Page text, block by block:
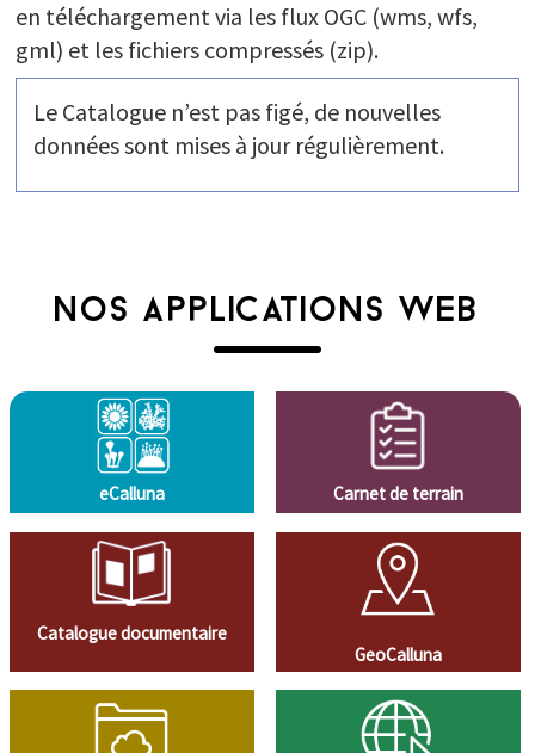
en téléchargement via les flux OGC (wms, wfs,
gml) et les fichiers compressés (zip).
Le Catalogue n’est pas figé, de nouvelles
données sont mises à jour régulièrement.
NOS APPLICATIONS WEB
eCalluna Carnet de terrain
Catalogue documentaire
GeoCalluna